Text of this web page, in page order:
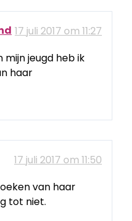
17 juli 2017 om 11:27
mijn jeugd heb ik
haar
17 juli 2017 om 11:50
van haar
tot niet.